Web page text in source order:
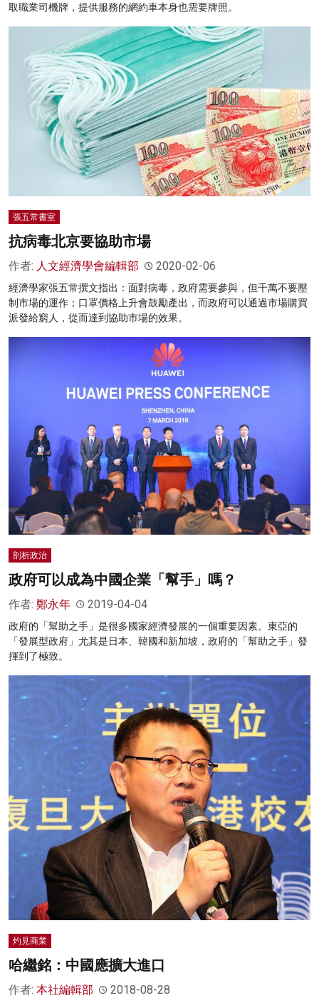
取職業司機牌，提供服務的網約車本身也需要牌照。
張五常書室
抗病毒北京要協助市場
作者: 人文經濟學會編輯部 2020-02-06
經濟學家張五常撰文指出：面對病毒，政府需要參與，但千萬不要壓
制市場的運作；口罩價格上升會鼓勵產出，而政府可以通過市場購買
派發給窮人，從而達到協助市場的效果。
剖析政治
政府可以成為中國企業「幫手」嗎？
作者: 鄭永年 2019-04-04
政府的「幫助之手」是很多國家經濟發展的一個重要因素。東亞的
「發展型政府」尤其是日本、韓國和新加坡，政府的「幫助之手」發
揮到了極致。
灼見商業
哈繼銘：中國應擴大進口
作者: 本社編輯部 2018-08-28